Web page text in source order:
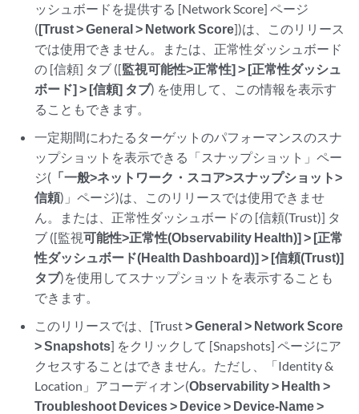
ッシュボードを提供する [Network Score] ページ
([Trust > General > Network Score])は、このリリース
では使用できません。または、正常性ダッシュボード
の [信頼] タブ ([監視可能性>正常性] > [正常性ダッシュ
ボード] > [信頼] タブ) を使用して、この情報を表示す
ることもできます。
一定期間にわたるターゲットのパフォーマンスのスナ
ップショットを表示できる「スナップショット」ペー
ジ( 「一般>ネットワーク・スコア>スナップショット>
信頼)」ページ)は、このリリースでは使用できませ
ん。または、正常性ダッシュボードの [信頼(Trust)] タ
ブ ([監視可能性>正常性(Observability Health)] > [正常
性ダッシュボード(Health Dashboard)] > [信頼(Trust)]
タブ)を使用してスナップショットを表示することも
できます。
このリリースでは、[Trust> General > Network Score
> Snapshots] をクリックして [Snapshots] ページにア
クセスすることはできません。ただし、「Identity &
Location」アコーディオン(Observability > Health >
Troubleshoot Devices > Device > Device-Name >